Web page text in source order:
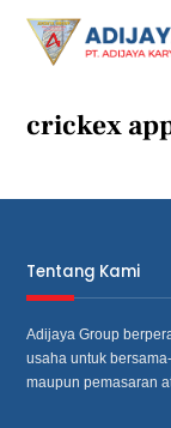
content
crickex
Tentang Kami
Adijaya Group
usaha untuk
maupun pemasaran